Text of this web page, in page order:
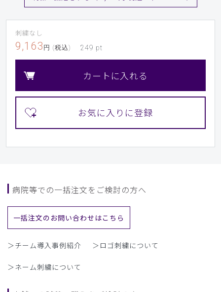
刺繍なし
9,163 円 (税込) 249 pt
カートに入れる
病院等での一括注文をご検討の方へ
一括注文のお問い合わせはこちら
＞チーム導入事例紹介 ＞ロゴ刺繍について
＞ネーム刺繍について